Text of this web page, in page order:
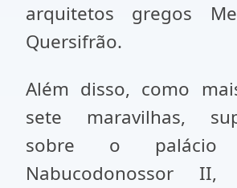
arquitetos gregos
Quersifrão.
Além disso, como
sete maravilhas,
sobre o
Nabucodonossor